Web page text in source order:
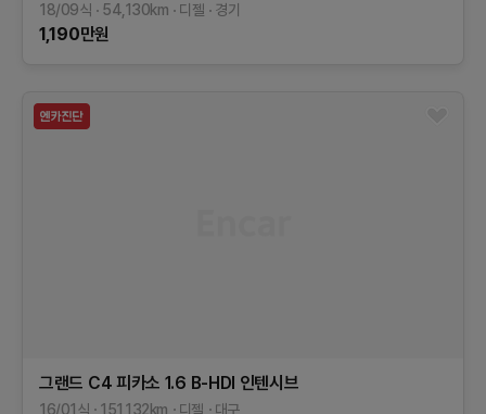
18/09식 54,130km 디젤 경기
1,190만원
그랜드 C4 피카소 1.6 B-HDI 인텐시브
16/01식 151,132km 디젤 대구